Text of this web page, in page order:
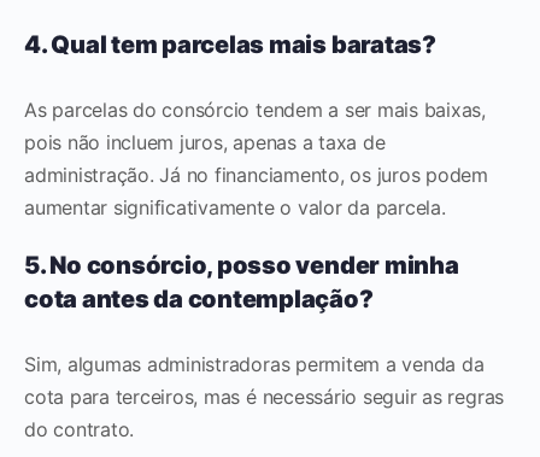
4. Qual tem parcelas mais baratas?
As parcelas do consórcio tendem a ser mais baixas,
pois não incluem juros, apenas a taxa de
administração. Já no financiamento, os juros podem
aumentar significativamente o valor da parcela.
5. No consórcio, posso vender minha
cota antes da contemplação?
Sim, algumas administradoras permitem a venda da
cota para terceiros, mas é necessário seguir as regras
do contrato.